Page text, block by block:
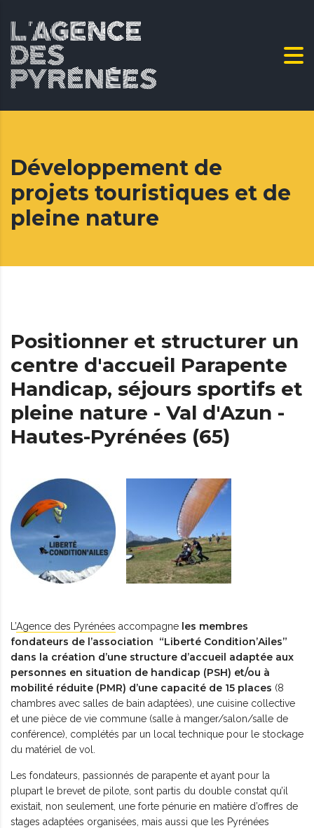
Développement de
projets touristiques et de
pleine nature
Positionner et structurer un
centre d'accueil Parapente
Handicap, séjours sportifs et
pleine nature - Val d'Azun -
Hautes-Pyrénées (65)
L’Agence des Pyrénées accompagne les membres
fondateurs de l’association “Liberté Condition’Ailes”
dans la création d’une structure d’accueil adaptée aux
personnes en situation de handicap (PSH) et/ou à
mobilité réduite (PMR) d’une capacité de 15 places (8
chambres avec salles de bain adaptées), une cuisine collective
et une pièce de vie commune (salle à manger/salon/salle de
conférence), complétés par un local technique pour le stockage
du matériel de vol.
Les fondateurs, passionnés de parapente et ayant pour la
plupart le brevet de pilote, sont partis du double constat qu’il
existait, non seulement, une forte pénurie en matière d’offres de
stages adaptées organisées, mais aussi que les Pyrénées